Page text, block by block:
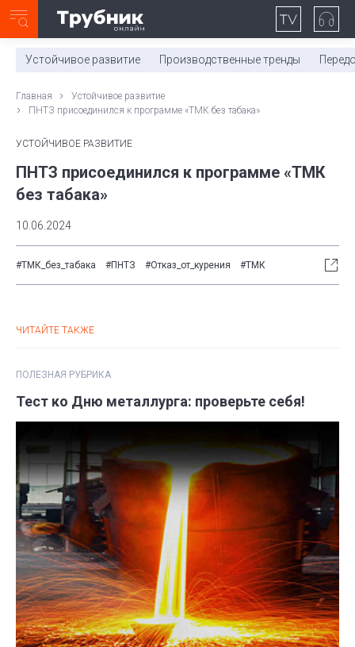
0:00/ 11:03
Устойчивое развитие Производственные тренды
Главная
Устойчивое развитие
ПНТЗ присоединился к программе «ТМК без табака»
УСТОЙЧИВОЕ РАЗВИТИЕ
ПНТЗ присоединился к программе «ТМК
без табака»
10.06.2024
#ТМК_без_табака #ПНТЗ #Отказ_от_курения #ТМК
ЧИТАЙТЕ ТАКЖЕ
ПОЛЕЗНАЯ РУБРИКА
Тест ко Дню металлурга: проверьте себя!